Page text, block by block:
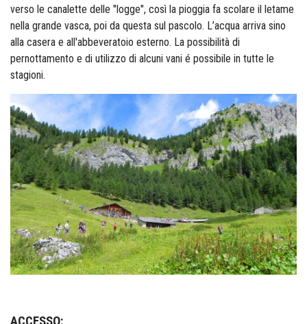
verso le canalette delle "logge", così la pioggia fa scolare il letame
nella grande vasca, poi da questa sul pascolo. L’acqua arriva sino
alla casera e all'abbeveratoio esterno. La possibilità di
pernottamento e di utilizzo di alcuni vani é possibile in tutte le
stagioni.
ACCESSO: